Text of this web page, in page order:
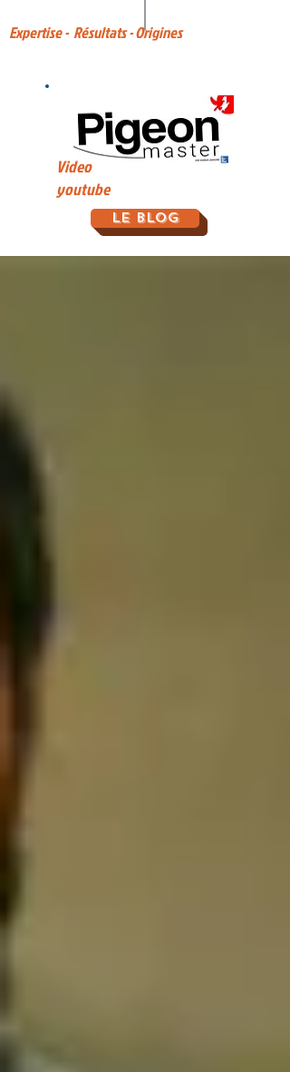
Expertise - Résultats - Origines
Video
youtube
Le Blog